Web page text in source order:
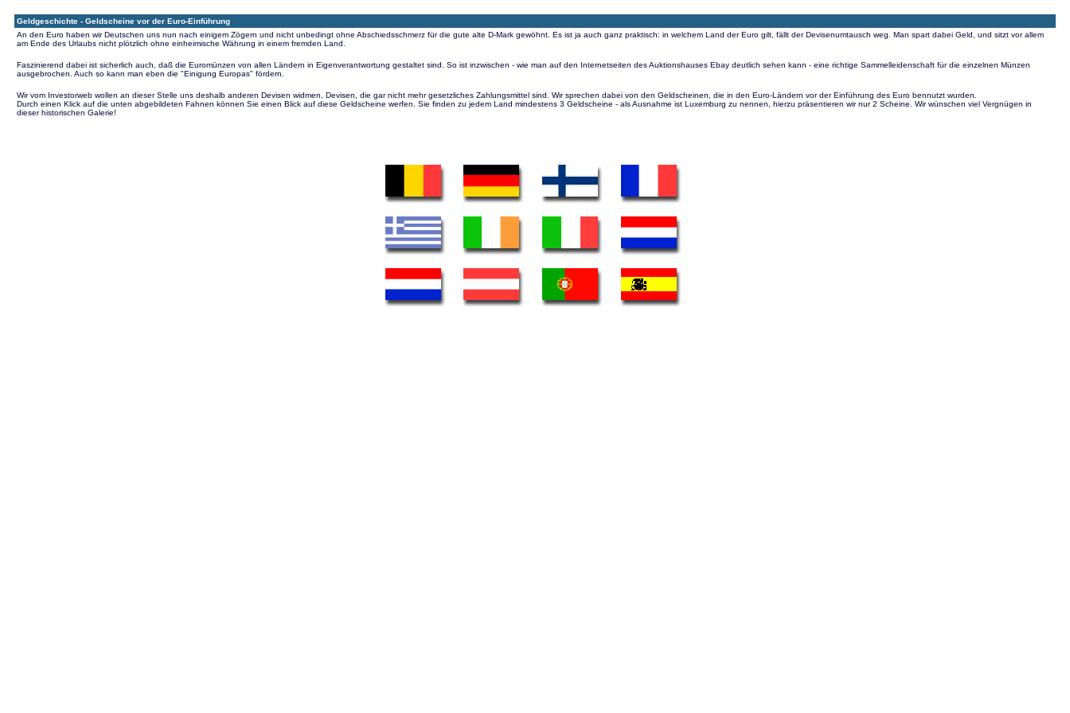
Geldgeschichte - Geldscheine vor der Euro-Einführung
An den Euro haben wir Deutschen uns nun nach einigem Zögern und nicht unbedingt ohne Abschiedsschmerz für die gute alte D-Mark gewöhnt. Es ist ja auch ganz praktisch: in welchem Land der Euro gilt, fällt der Devisenumtausch weg. Man spart dabei Geld, und sitzt vor allem
am Ende des Urlaubs nicht plötzlich ohne einheimische Währung in einem fremden Land.
Faszinierend dabei ist sicherlich auch, daß die Euromünzen von allen Ländern in Eigenverantwortung gestaltet sind. So ist inzwischen - wie man auf den Internetseiten des Auktionshauses Ebay deutlich sehen kann - eine richtige Sammelleidenschaft für die einzelnen Münzen
ausgebrochen. Auch so kann man eben die "Einigung Europas" fördern.
Wir vom Investorweb wollen an dieser Stelle uns deshalb anderen Devisen widmen, Devisen, die gar nicht mehr gesetzliches Zahlungsmittel sind. Wir sprechen dabei von den Geldscheinen, die in den Euro-Ländern vor der Einführung des Euro bennutzt wurden.
Durch einen Klick auf die unten abgebildeten Fahnen können Sie einen Blick auf diese Geldscheine werfen. Sie finden zu jedem Land mindestens 3 Geldscheine - als Ausnahme ist Luxemburg zu nennen, hierzu präsentieren wir nur 2 Scheine. Wir wünschen viel Vergnügen in
dieser historischen Galerie!